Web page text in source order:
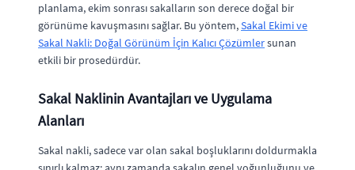
planlama, ekim sonrası sakalların son derece doğal bir
görünüme kavuşmasını sağlar. Bu yöntem,Sakal Ekimi ve
Sakal Nakli: Doğal Görünüm İçin Kalıcı Çözümlersunan
etkili bir prosedürdür.
Sakal Naklinin Avantajları ve Uygulama
Alanları
Sakal nakli, sadece var olan sakal boşluklarını doldurmakla